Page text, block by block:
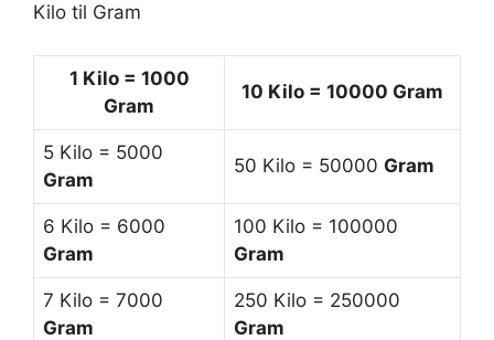
Kilo til Gram
1 Kilo = 1000
Gram
10 Kilo = 10000 Gram
5 Kilo = 5000
Gram
50 Kilo = 50000 Gram
6 Kilo = 6000
Gram
100 Kilo = 100000
Gram
7 Kilo = 7000
Gram
250 Kilo = 250000
Gram